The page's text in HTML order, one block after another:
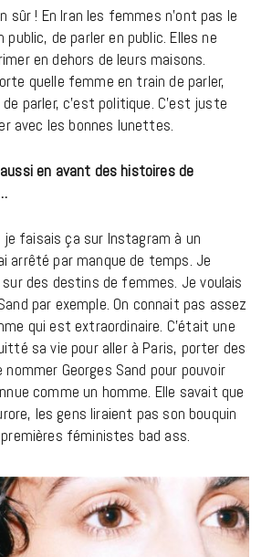
sûr ! En Iran les femmes n’ont pas le
de parler en public. Elles ne
en dehors de leurs maisons.
quelle femme en train de parler,
parler, c’est politique. C’est juste
avec les bonnes lunettes.
en avant des histoires de
je faisais ça sur Instagram à un
arrêté par manque de temps. Je
des destins de femmes. Je voulais
par exemple. On connait pas assez
qui est extraordinaire. C’était une
sa vie pour aller à Paris, porter des
Georges Sand pour pouvoir
comme un homme. Elle savait que
les gens liraient pas son bouquin
féministes bad ass.